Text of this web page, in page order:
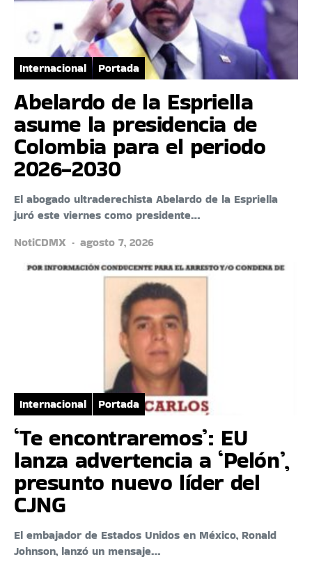
Internacional Portada
Abelardo de la Espriella
asume la presidencia de
Colombia para el periodo
2026-2030
El abogado ultraderechista Abelardo de la Espriella
juró este viernes como presidente…
NotiCDMX
agosto 7, 2026
Internacional Portada
‘Te encontraremos’: EU
lanza advertencia a ‘Pelón’,
presunto nuevo líder del
CJNG
El embajador de Estados Unidos en México, Ronald
Johnson, lanzó un mensaje…